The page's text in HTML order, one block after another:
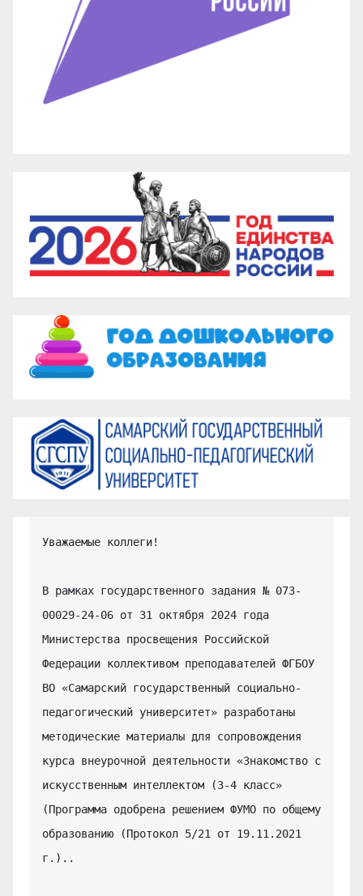
Уважаемые коллеги!
В рамках государственного задания № 073-
00029-24-06 от 31 октября 2024 года
Министерства просвещения Российской
Федерации коллективом преподавателей ФГБОУ
ВО «Самарский государственный социально-
педагогический университет» разработаны
методические материалы для сопровождения
курса внеурочной деятельности «Знакомство с
искусственным интеллектом (3-4 класс»
(Программа одобрена решением ФУМО по общему
образованию (Протокол 5/21 от 19.11.2021
г.)..